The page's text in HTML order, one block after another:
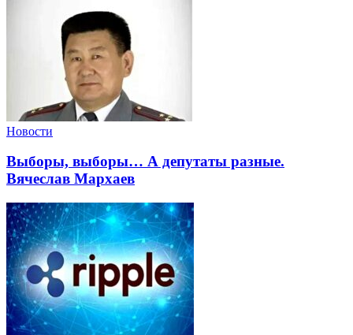
Новости
Выборы, выборы… А депутаты разные.
Вячеслав Мархаев